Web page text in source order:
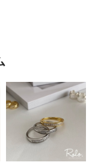
してお選びい
持ちにさせてし
お詫び申し上げ
対応をご案内
りますがショッ
連絡いただけま